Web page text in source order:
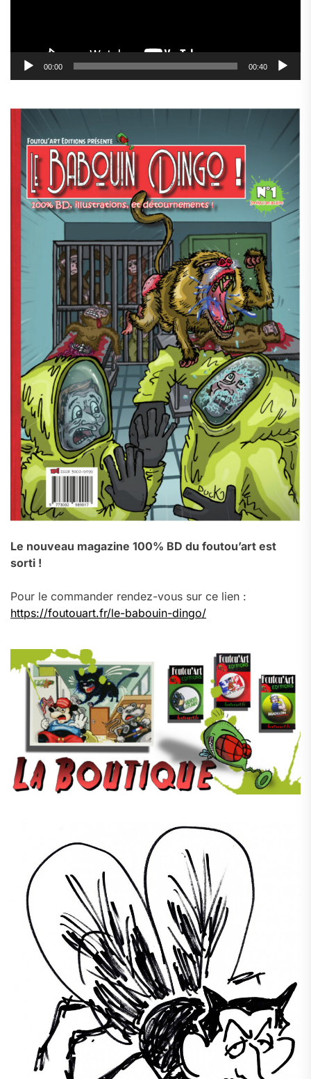
00:00 00:40
Le nouveau magazine 100% BD du foutou’art est
sorti !
Pour le commander rendez-vous sur ce lien :
https://foutouart.fr/le-babouin-dingo/